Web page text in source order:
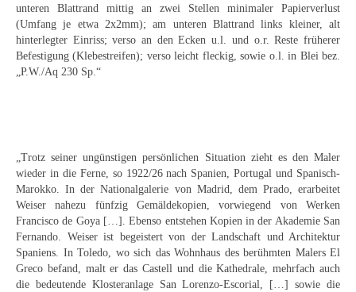
Kunst nach 1945
Helmut Diekmann
Hermann Dieste
Ferdinand Springer
Arne Siegfried
Curt Wittenbecher
Weitere Künstler nach 1945
unteren Blattrand mittig an zwei Stellen minimaler Papierverlust
(Umfang je etwa 2x2mm); am unteren Blattrand links kleiner, alt
hinterlegter Einriss; verso an den Ecken u.l. und o.r. Reste früherer
Befestigung (Klebestreifen); verso leicht fleckig, sowie o.l. in Blei bez.
„P.W./Aq 230 Sp.“
„Trotz seiner ungünstigen persönlichen Situation zieht es den Maler
wieder in die Ferne, so 1922/26 nach Spanien, Portugal und Spanisch-
Marokko. In der Nationalgalerie von Madrid, dem Prado, erarbeitet
Weiser nahezu fünfzig Gemäldekopien, vorwiegend von Werken
Francisco de Goya […]. Ebenso entstehen Kopien in der Akademie San
Fernando. Weiser ist begeistert von der Landschaft und Architektur
Spaniens. In Toledo, wo sich das Wohnhaus des berühmten Malers El
Greco befand, malt er das Castell und die Kathedrale, mehrfach auch
die bedeutende Klosteranlage San Lorenzo-Escorial, […] sowie die